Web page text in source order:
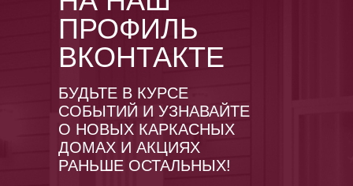
ПРОФИЛЬ
ВКОНТАКТЕ
БУДЬТЕ В КУРСЕ
СОБЫТИЙ И УЗНАВАЙТЕ
О НОВЫХ КАРКАСНЫХ
ДОМАХ И АКЦИЯХ
РАНЬШЕ ОСТАЛЬНЫХ!